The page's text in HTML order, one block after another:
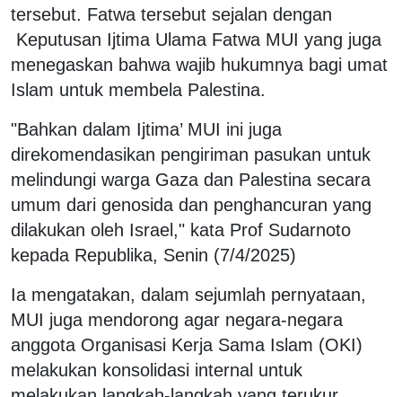
tersebut. Fatwa tersebut sejalan dengan
Keputusan Ijtima Ulama Fatwa MUI yang juga
menegaskan bahwa wajib hukumnya bagi umat
Islam untuk membela Palestina.
"Bahkan dalam Ijtima’ MUI ini juga
direkomendasikan pengiriman pasukan untuk
melindungi warga Gaza dan Palestina secara
umum dari genosida dan penghancuran yang
dilakukan oleh Israel," kata Prof Sudarnoto
kepada Republika, Senin (7/4/2025)
Ia mengatakan, dalam sejumlah pernyataan,
MUI juga mendorong agar negara-negara
anggota Organisasi Kerja Sama Islam (OKI)
melakukan konsolidasi internal untuk